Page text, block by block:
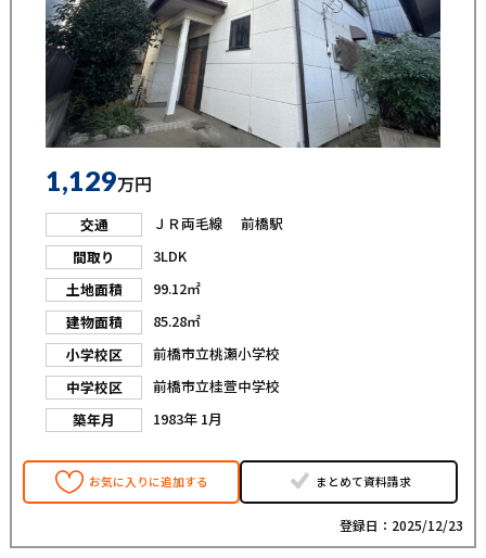
1,129万円
交通
ＪＲ両毛線 前橋駅
間取り
3LDK
土地面積
99.12㎡
建物面積
85.28㎡
小学校区
前橋市立桃瀬小学校
中学校区
前橋市立桂萱中学校
築年月
1983年 1月
お気に入りに追加する まとめて資料請求
登録日：2025/12/23